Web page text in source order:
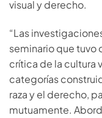
visual y derecho.
“Las
seminario que tuvo
crítica de la cultura
categorías
raza y el derecho,
mutuamente.